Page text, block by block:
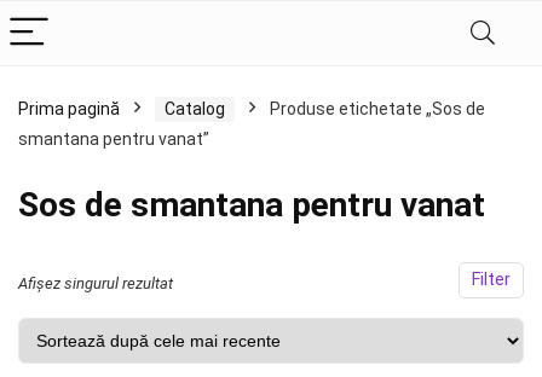
Prima pagină Catalog
Produse etichetate „Sos de
smantana pentru vanat”
Sos de smantana pentru vanat
Filter
Afișez singurul rezultat